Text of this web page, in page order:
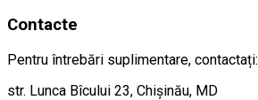
Contacte
Pentru întrebări suplimentare, contactați:
str. Lunca Bîcului 23, Chișinău, MD